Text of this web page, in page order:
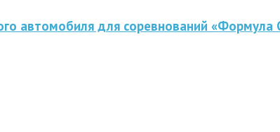
автомобиля для соревнований «Формула